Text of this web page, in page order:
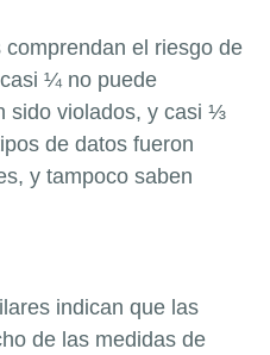
el riesgo de
¼ no puede
sido violados, y casi ⅓
de datos fueron
y tampoco saben
indican que las
de las medidas de